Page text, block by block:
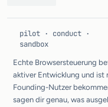
pilot · conduct ·
sandbox
Echte Browsersteuerung
aktiver Entwicklung und ist
Founding-Nutzer
sagen dir genau, was